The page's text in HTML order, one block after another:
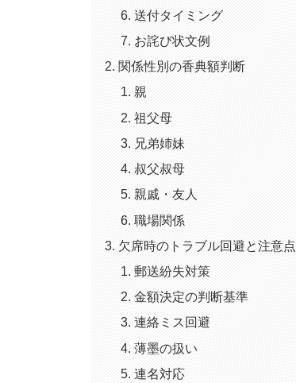
送付タイミング
お詫び状文例
関係性別の香典額判断
親
祖父母
兄弟姉妹
叔父叔母
親戚・友人
職場関係
欠席時のトラブル回避と注意点
郵送紛失対策
金額決定の判断基準
連絡ミス回避
薄墨の扱い
連名対応